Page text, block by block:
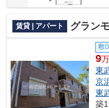
賃貸 | アパート グラン
敷0
9
東
京
東
築